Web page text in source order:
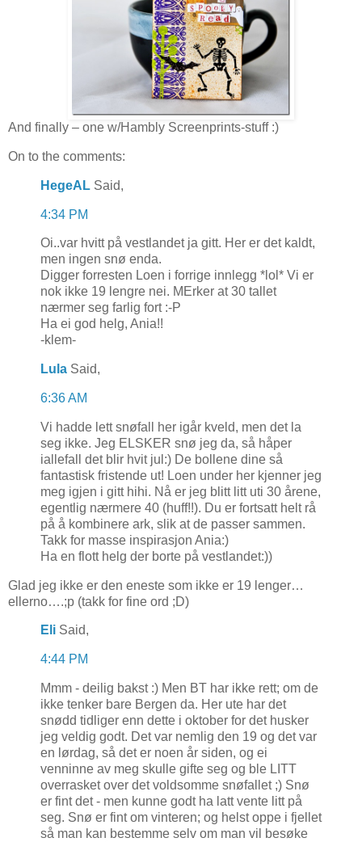
And finally – one w/Hambly Screenprints-stuff :)
On to the comments:
HegeAL Said,
4:34 PM
Oi..var hvitt på vestlandet ja gitt. Her er det kaldt,
men ingen snø enda.
Digger forresten Loen i forrige innlegg *lol* Vi er
nok ikke 19 lengre nei. MErker at 30 tallet
nærmer seg farlig fort :-P
Ha ei god helg, Ania!!
-klem-
Lula Said,
6:36 AM
Vi hadde lett snøfall her igår kveld, men det la
seg ikke. Jeg ELSKER snø jeg da, så håper
iallefall det blir hvit jul:) De bollene dine så
fantastisk fristende ut! Loen under her kjenner jeg
meg igjen i gitt hihi. Nå er jeg blitt litt uti 30 årene,
egentlig nærmere 40 (huff!!). Du er fortsatt helt rå
på å kombinere ark, slik at de passer sammen.
Takk for masse inspirasjon Ania:)
Ha en flott helg der borte på vestlandet:))
Glad jeg ikke er den eneste som ikke er 19 lenger…
ellerno….;p (takk for fine ord ;D)
Eli Said,
4:44 PM
Mmm - deilig bakst :) Men BT har ikke rett; om de
ikke tenker bare Bergen da. Her ute har det
snødd tidliger enn dette i oktober for det husker
jeg veldig godt. Det var nemlig den 19 og det var
en lørdag, så det er noen år siden, og ei
venninne av meg skulle gifte seg og ble LITT
overrasket over det voldsomme snøfallet ;) Snø
er fint det - men kunne godt ha latt vente litt på
seg. Snø er fint om vinteren; og helst oppe i fjellet
så man kan bestemme selv om man vil besøke